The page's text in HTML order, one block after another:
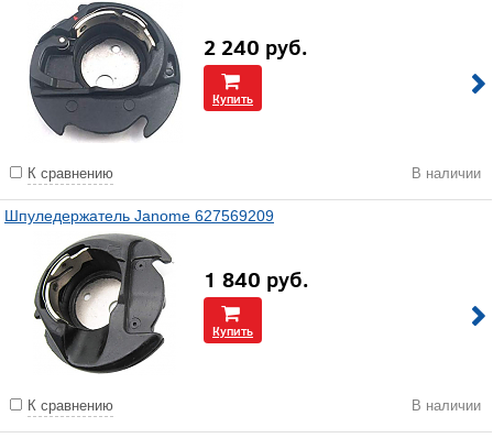
2 240 руб.
Купить
К сравнению В наличии
Шпуледержатель Janome 627569209
1 840 руб.
Купить
К сравнению В наличии